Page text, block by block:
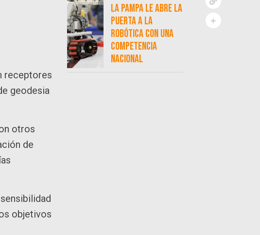
receptores
geodesia
otros
de
objetivos
La Pampa le abre la
puerta a la
robótica con una
competencia
nacional